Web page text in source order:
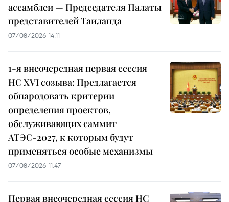
ассамблеи — Председателя Палаты
представителей Таиланда
07/08/2026 14:11
1-я внеочередная первая сессия
НС XVI созыва: Предлагается
обнародовать критерии
определения проектов,
обслуживающих саммит
АТЭС-2027, к которым будут
применяться особые механизмы
07/08/2026 11:47
Первая внеочередная сессия НС